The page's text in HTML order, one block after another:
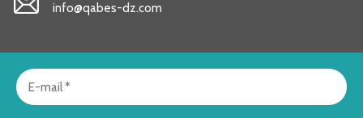
info@qabes-dz.com